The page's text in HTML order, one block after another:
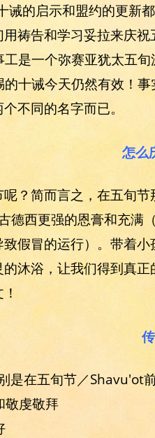
诫的启示和盟约的更新
祷告和学习妥拉来庆
是一个弥赛亚犹太五
十诫今天仍然有效！
不同的名字而已。
怎么
？简而言之，在五旬
德西更强的恩膏和充
假冒的运行）。带着
沐浴，让我们得到真
是在五旬节／Shavu'ot前
敬虔敬拜